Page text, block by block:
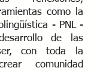
como la
- PNL -
de las
con toda la
comunidad